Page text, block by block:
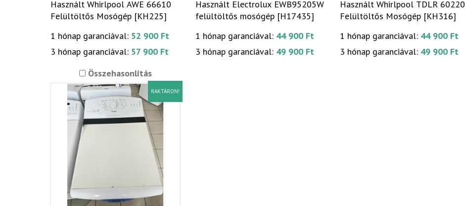
Használt Whirlpool AWE 66610
Felültöltős Mosógép [KH225]
1 hónap garanciával: 52 900 Ft
3 hónap garanciával: 57 900 Ft
Használt Electrolux EWB95205W
felültöltős mosógép [H17435]
1 hónap garanciával: 44 900 Ft
3 hónap garanciával: 49 900 Ft
Használt Whirlpool TDLR 60220
Felültöltős Mosógép [KH316]
1 hónap garanciával: 44 900 Ft
3 hónap garanciával: 49 900 Ft
Összehasonlítás
RAKTÁRON!